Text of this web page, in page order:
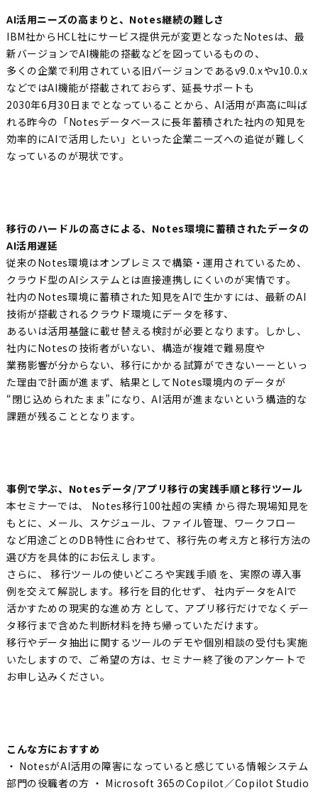
AI活用ニーズの高まりと、Notes継続の難しさ
IBM社からHCL社にサービス提供元が変更となったNotesは、最
新バージョンでAI機能の搭載などを図っているものの、
多くの企業で利用されている旧バージョンであるv9.0.xやv10.0.x
などではAI機能が搭載されておらず、延長サポートも
2030年6月30日までとなっていることから、AI活用が声高に叫ば
れる昨今の「Notesデータベースに長年蓄積された社内の知見を
効率的にAIで活用したい」といった企業ニーズへの追従が難しく
なっているのが現状です。
移行のハードルの高さによる、Notes環境に蓄積されたデータの
AI活用遅延
従来のNotes環境はオンプレミスで構築・運用されているため、
クラウド型のAIシステムとは直接連携しにくいのが実情です。
社内のNotes環境に蓄積された知見をAIで生かすには、最新のAI
技術が搭載されるクラウド環境にデータを移す、
あるいは活用基盤に載せ替える検討が必要となります。しかし、
社内にNotesの技術者がいない、構造が複雑で難易度や
業務影響が分からない、移行にかかる試算ができないーーといっ
た理由で計画が進まず、結果としてNotes環境内のデータが
“閉じ込められたまま”になり、AI活用が進まないという構造的な
課題が残ることとなります。
事例で学ぶ、Notesデータ/アプリ移行の実践手順と移行ツール
本セミナーでは、 Notes移行100社超の実績 から得た現場知見を
もとに、メール、スケジュール、ファイル管理、ワークフロー
など用途ごとのDB特性に合わせて、移行先の考え方と移行方法の
選び方を具体的にお伝えします。
さらに、 移行ツールの使いどころや実践手順 を、実際の導入事
例を交えて解説します。移行を目的化せず、 社内データをAIで
活かすための現実的な進め方 として、アプリ移行だけでなくデー
タ移行まで含めた判断材料を持ち帰っていただけます。
移行やデータ抽出に関するツールのデモや個別相談の受付も実施
いたしますので、ご希望の方は、セミナー終了後のアンケートで
お申し込みください。
こんな方におすすめ
・ NotesがAI活用の障害になっていると感じている情報システム
部門の役職者の方 ・ Microsoft 365のCopilot／Copilot Studio